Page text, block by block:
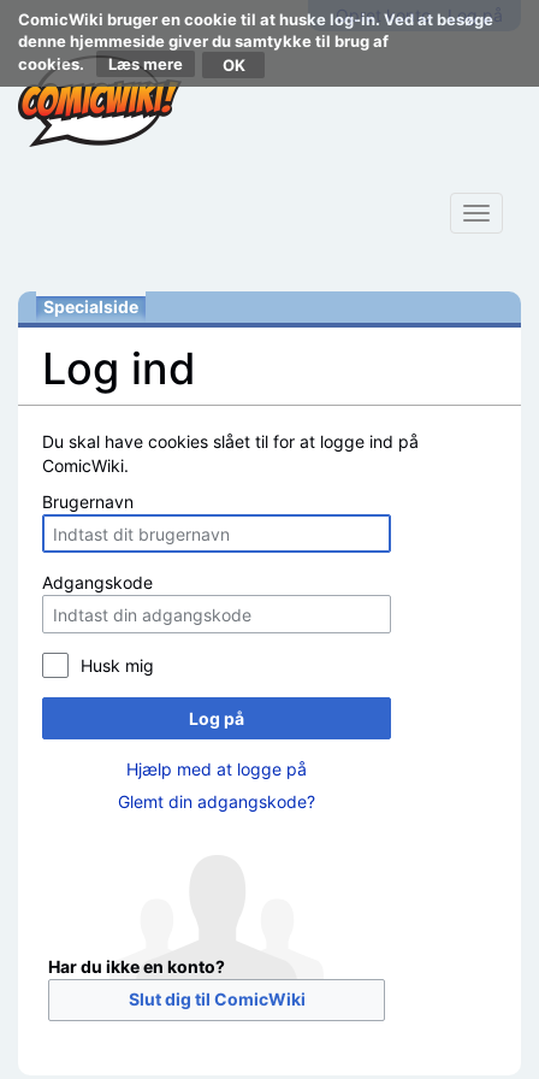
ComicWiki bruger en cookie til at huske log-in. Ved at besøge
denne hjemmeside giver du samtykke til brug af
cookies.
Læs mere
Opret konto Log på
Toggle
Specialside
Log ind
Du skal have cookies slået til for at logge ind på
ComicWiki.
Brugernavn
Adgangskode
Husk mig
Log på
Hjælp med at logge på
Glemt din adgangskode?
Har du ikke en konto?
Slut dig til ComicWiki